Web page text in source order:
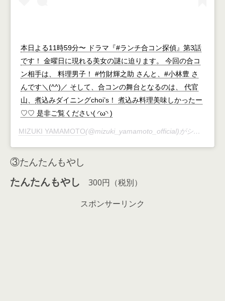
‪本日よる11時59分〜‬ ‪ドラマ『#ランチ合コン探偵』第3話‬
です！ 金曜日に現れる美女の謎に迫ります。 今回の合コ
ン相手は、 料理男子！ #竹財輝之助 さんと、#小林豊 さ
んです＼(^^)／ そして、合コンの舞台となるのは、 代官
山、煮込みダイニングchoi’s！ 煮込み料理美味しかったー
♡♡ 是非ご覧ください( ◜ω◝ )
MIZUKI YAMAMOTO(@mizuki_yamamoto_official)がシェアした投稿 –
③たんたんもやし
たんたんもやし 300円（税別）
スポンサーリンク